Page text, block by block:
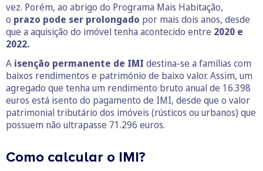
vez. Porém, ao abrigo do Programa Mais Habitação,
o prazo pode ser prolongado por mais dois anos, desde
que a aquisição do imóvel tenha acontecido entre 2020 e
2022.
A isenção permanente de IMI destina-se a famílias com
baixos rendimentos e património de baixo valor. Assim, um
agregado que tenha um rendimento bruto anual de 16.398
euros está isento do pagamento de IMI, desde que o valor
patrimonial tributário dos imóveis (rústicos ou urbanos) que
possuem não ultrapasse 71.296 euros.
Como calcular o IMI?